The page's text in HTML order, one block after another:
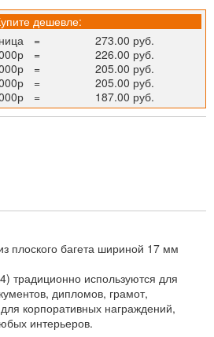
дешевле:
=
273.00 руб.
=
226.00 руб.
=
205.00 руб.
=
205.00 руб.
= 187.00 руб.
плоского багета шириной 17 мм
традиционно используются для
дипломов, грамот,
корпоративных награждений,
интерьеров.